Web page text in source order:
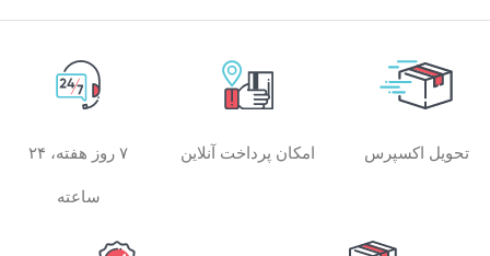
تحویل اکسپرس امکان پرداخت آنلاین ۷ روز هفته، ۲۴
ساعته